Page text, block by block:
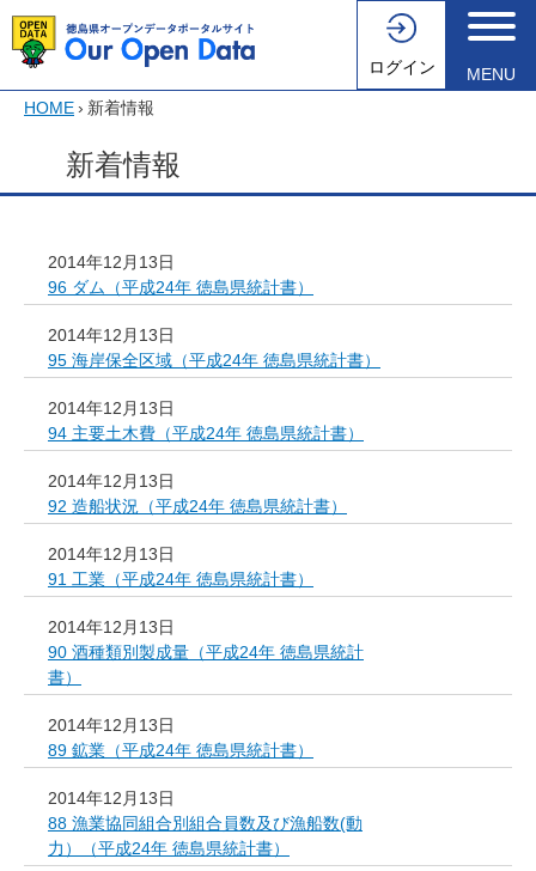
ログイン
MENU
HOME› 新着情報
新着情報
2014年12月13日
96 ダム（平成24年 徳島県統計書）
2014年12月13日
95 海岸保全区域（平成24年 徳島県統計書）
2014年12月13日
94 主要土木費（平成24年 徳島県統計書）
2014年12月13日
92 造船状況（平成24年 徳島県統計書）
2014年12月13日
91 工業（平成24年 徳島県統計書）
2014年12月13日
90 酒種類別製成量（平成24年 徳島県統計
書）
2014年12月13日
89 鉱業（平成24年 徳島県統計書）
2014年12月13日
88 漁業協同組合別組合員数及び漁船数(動
力）（平成24年 徳島県統計書）